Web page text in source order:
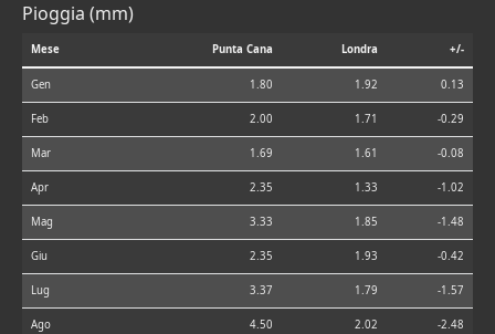
Pioggia (mm)
Mese Punta Cana Londra +/-
Gen 1.80 1.92 0.13
Feb 2.00 1.71 -0.29
Mar 1.69 1.61 -0.08
Apr 2.35 1.33 -1.02
Mag 3.33 1.85 -1.48
Giu 2.35 1.93 -0.42
Lug 3.37 1.79 -1.57
Ago 4.50 2.02 -2.48